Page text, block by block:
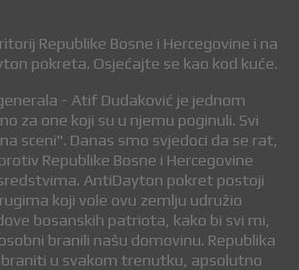
Republike Bosne i Hercegovine i na
pokreta. Osjećajte se kao kod kuće.
- Atif Dudaković je jednom
za one koji su u njemu poginuli. Svi
sceni". Danas smo svjedoci da se rat,
Republike Bosne i Hercegovine
AntiDayton pokret postoji
koji vole ovu zemlju udružio
bosanskih patriota, kako bi svi mi,
branili našu domovinu. Republika
braniti u svakom trenutku, apsolutno